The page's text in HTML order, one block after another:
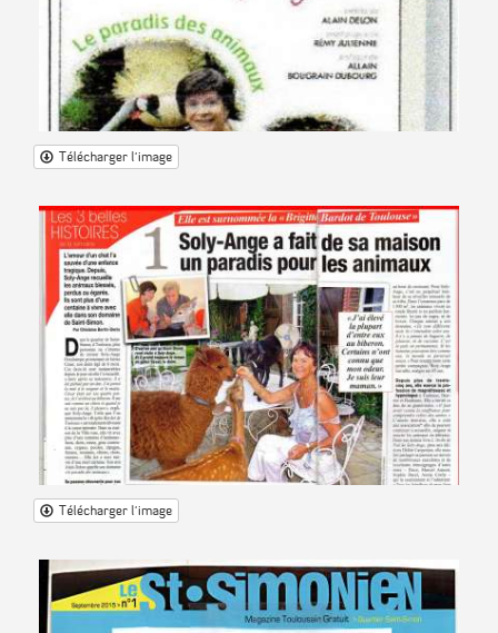
Télécharger l'image
Télécharger l'image